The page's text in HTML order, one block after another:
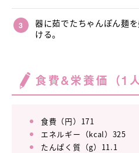
器に茹でたちゃんぽん麺
ける。
食費&栄養価（1
食費（円）171
エネルギー（kcal）325
たんぱく質（g）11.1